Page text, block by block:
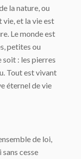
la nature, ou
et la vie est
Le monde est
petites ou
soit : les pierres
Tout est vivant
éternel de vie
de loi,
cesse